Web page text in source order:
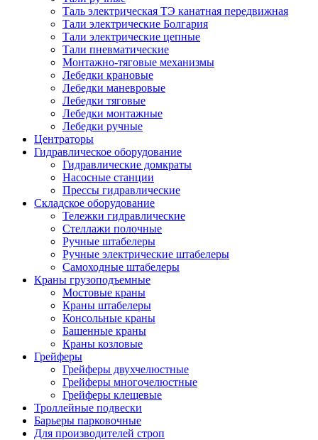
Таль электрическая ТЭ канатная передвижная
Тали электрические Болгария
Тали электрические цепные
Тали пневматические
Монтажно-тяговые механизмы
Лебедки крановые
Лебедки маневровые
Лебедки тяговые
Лебедки монтажные
Лебедки ручные
Центраторы
Гидравлическое оборудование
Гидравлические домкраты
Насосные станции
Прессы гидравлические
Складское оборудование
Тележки гидравлические
Cтеллажи полочные
Ручные штабелеры
Ручные электрические штабелеры
Самоходные штабелеры
Краны грузоподъемные
Мостовые краны
Краны штабелеры
Консольные краны
Башенные краны
Краны козловые
Грейферы
Грейферы двухчелюстные
Грейферы многочелюстные
Грейферы клещевые
Троллейные подвески
Барьеры парковочные
Для производителей строп